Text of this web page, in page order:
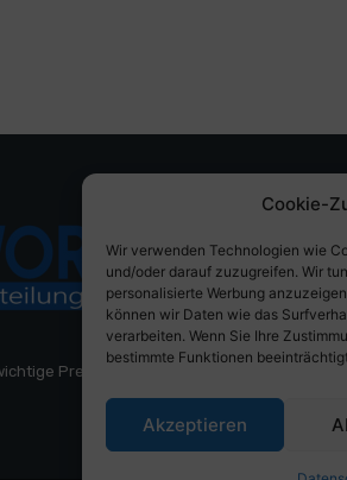
Cookie-
Wir verwenden Technologien wie
und/oder darauf zuzugreifen. Wir
personalisierte Werbung
können wir Daten wie das
verarbeiten. Wenn Sie Ihre
bestimmte Funktionen
Akzeptieren
PresseMitteilungen auf PresseWorld